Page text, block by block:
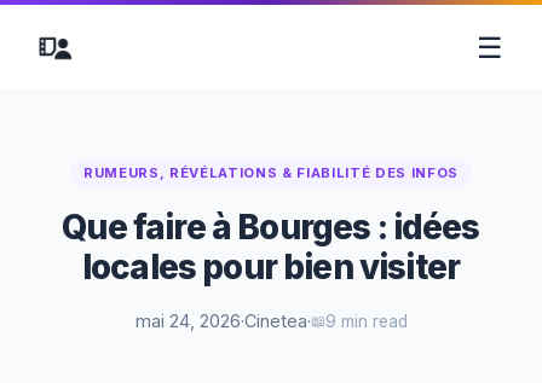
☰
RUMEURS, RÉVÉLATIONS & FIABILITÉ DES INFOS
Que faire à Bourges : idées
locales pour bien visiter
mai 24, 2026·Cinetea· 9 min read